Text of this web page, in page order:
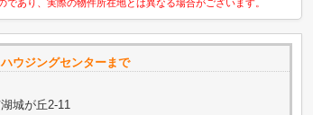
あり、実際の物件所在地とは異なる場合がございます。
ウジングセンターまで
城が丘2-11